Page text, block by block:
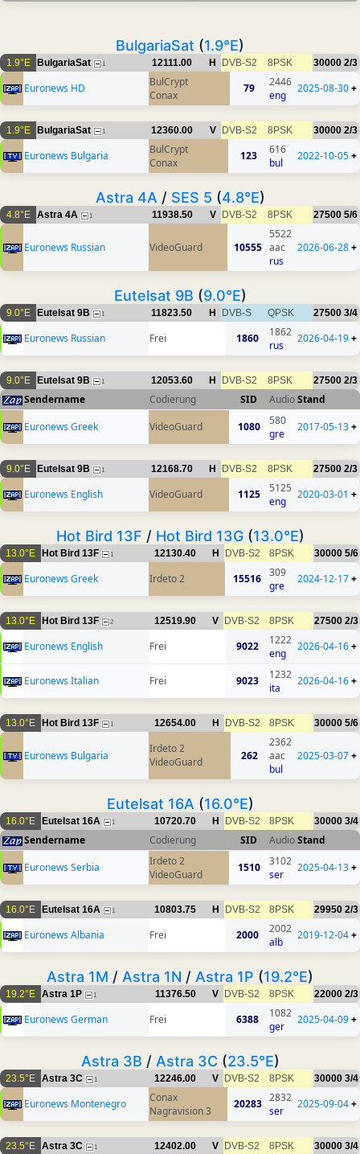
BulgariaSat (1.9°E)
1.9°E BulgariaSat 1 12111.00 H DVB-S2 8PSK 30000 2/3
Euronews HD
BulCrypt
Conax
79
2446
eng
2025-08-30+
1.9°E BulgariaSat 1 12360.00 V DVB-S2 8PSK 30000 2/3
Euronews Bulgaria
BulCrypt
Conax
123
616
bul
2022-10-05+
Astra 4A / SES 5 (4.8°E)
4.8°E Astra 4A 1 11938.50 V DVB-S2 8PSK 27500 5/6
Euronews Russian VideoGuard 10555
5522
aac
rus
2026-06-28+
Eutelsat 9B (9.0°E)
9.0°E Eutelsat 9B 1 11823.50 H DVB-S QPSK 27500 3/4
Euronews Russian Frei 1860
1862
rus
2026-04-19+
9.0°E Eutelsat 9B 1 12053.60 H DVB-S2 8PSK 27500 2/3
Sendername Codierung SID AudioStand
Euronews Greek
VideoGuard 1080
580
gre
2017-05-13+
9.0°E Eutelsat 9B 1 12168.70 H DVB-S2 8PSK 27500 2/3
Euronews English VideoGuard 1125
5125
eng
2020-03-01 +
Hot Bird 13F / Hot Bird 13G(13.0°E)
13.0°E Hot Bird 13F 1 12130.40 H DVB-S2 8PSK 30000 5/6
Euronews Greek Irdeto 2 15516
309
gre
2024-12-17+
13.0°E Hot Bird 13F 2 12519.90 V DVB-S2 8PSK 27500 2/3
Euronews English Frei 9022
1222
eng
2026-04-16+
Euronews Italian Frei 9023
1232
ita
2026-04-16+
13.0°E Hot Bird 13F 1 12654.00 H DVB-S2 8PSK 30000 5/6
Euronews Bulgaria
Irdeto 2
VideoGuard
262
2362
aac
bul
2025-03-07+
Eutelsat 16A (16.0°E)
16.0°E Eutelsat 16A 1 10720.70 H DVB-S2 8PSK 30000 3/4
Sendername Codierung SID AudioStand
Euronews Serbia
Irdeto 2
VideoGuard
1510
3102
ser
2025-04-13+
16.0°E Eutelsat 16A 1 10803.75 H DVB-S2 8PSK 29950 2/3
Euronews Albania Frei 2000
2002
alb
2019-12-04+
Astra 1M / Astra 1N / Astra 1P (19.2°E)
19.2°E Astra 1P 1 11376.50 V DVB-S2 8PSK 22000 2/3
Euronews German Frei 6388
1082
ger
2025-04-09+
Astra 3B / Astra 3C (23.5°E)
23.5°E Astra 3C 1 12246.00 V DVB-S2 8PSK 30000 3/4
Euronews Montenegro
Conax
Nagravision 3
20283 2832
ser
2025-09-04+
23.5°E Astra 3C 1 12402.00 V DVB-S2 8PSK 30000 3/4